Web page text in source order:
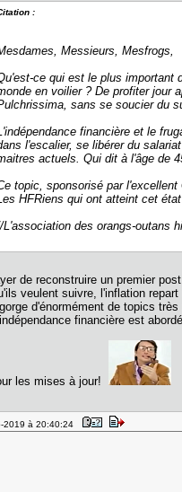
:
Messieurs, Mesfrogs,
ce qui est le plus important
en voilier ? De profiter jour
sans se soucier du
financière et le
l'escalier, se libérer du
actuels. Qui dit à l'âge de
topic, sponsorisé par
HFRiens qui ont atteint cet
L'association des orangs-outans
de reconstruire un premier
veulent suivre, l'inflation
d'énormément de topics
financière est
les mises à jour!
2019 à 20:40:24